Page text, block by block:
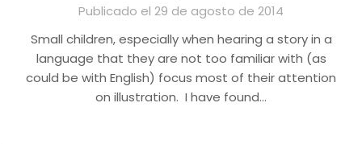
Publicado el 29 de agosto de 2014
Small children, especially when hearing a story in a
language that they are not too familiar with (as
could be with English) focus most of their attention
on illustration. I have found…